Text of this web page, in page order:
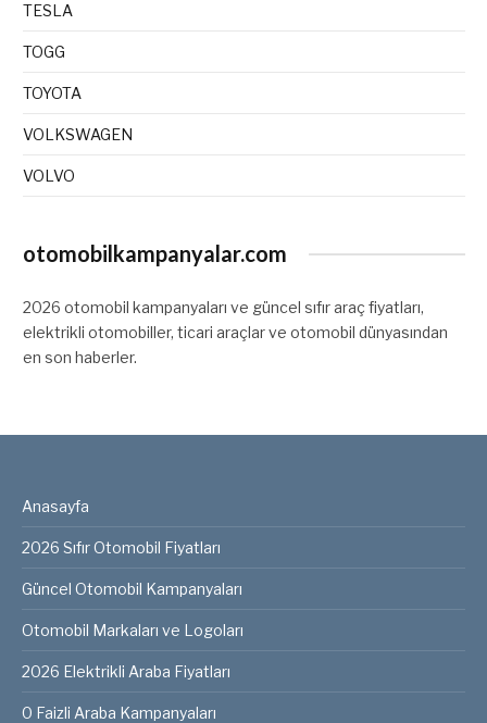
TESLA
TOGG
TOYOTA
VOLKSWAGEN
VOLVO
otomobilkampanyalar.com
2026 otomobil kampanyaları ve güncel sıfır araç fiyatları,
elektrikli otomobiller, ticari araçlar ve otomobil dünyasından
en son haberler.
Anasayfa
2026 Sıfır Otomobil Fiyatları
Güncel Otomobil Kampanyaları
Otomobil Markaları ve Logoları
2026 Elektrikli Araba Fiyatları
0 Faizli Araba Kampanyaları